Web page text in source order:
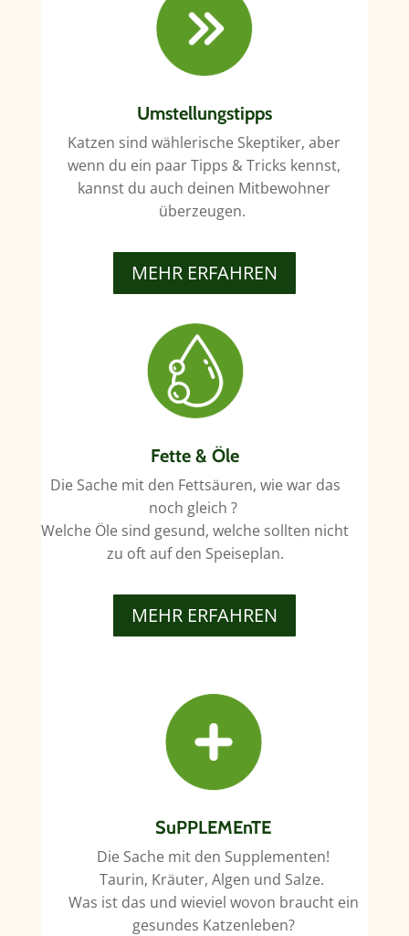
Umstellungstipps
Katzen sind wählerische Skeptiker, aber
wenn du ein paar Tipps & Tricks kennst,
kannst du auch deinen Mitbewohner
überzeugen.
MEHR ERFAHREN
Fette & Öle
Die Sache mit den Fettsäuren, wie war das
noch gleich ?
Welche Öle sind gesund, welche sollten nicht
zu oft auf den Speiseplan.
MEHR ERFAHREN
SuPPLEMEnTE
Die Sache mit den Supplementen!
Taurin, Kräuter, Algen und Salze.
Was ist das und wieviel wovon braucht ein
gesundes Katzenleben?